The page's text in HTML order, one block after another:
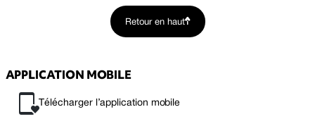
Retour en haut
APPLICATION MOBILE
Télécharger l’application mobile